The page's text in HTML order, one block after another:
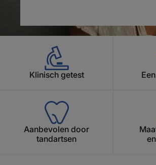
Klinisch getest
Aanbevolen door
tandartsen